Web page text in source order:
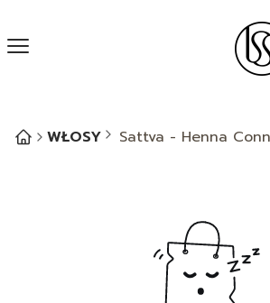
Menu
WŁOSY Sattva - Henna